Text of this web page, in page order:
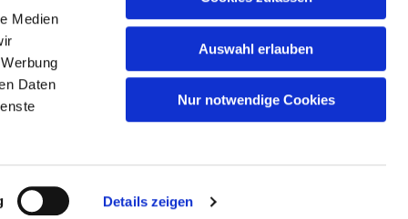
Medien
Daten
Details zeigen
Auswahl erlauben
Nur notwendige Cookies